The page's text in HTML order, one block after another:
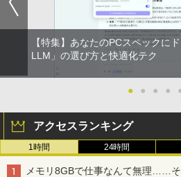
BUGS LIFE
￥250
￥1,625
コカ・コーラ や
ベルレス
￥2,009
スーパーの裏で
版ビッグガンガ
￥810
【特集】あなたのPCスペックに
LLM」の選び方と快適化テク
● ● ● ●
アクセスランキング
1時間 24時間
メモリ8GBで仕事なんて無理……